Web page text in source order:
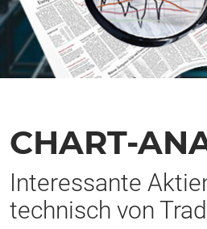
CHART-
Interessante
technisch von